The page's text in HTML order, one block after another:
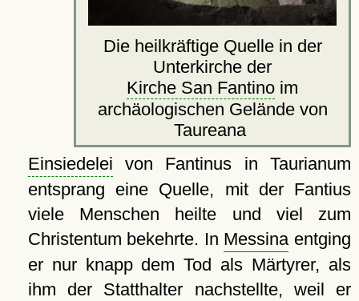
Die heilkräftige Quelle in der
Unterkirche der
Kirche San Fantino im
archäologischen Gelände von
Taureana
Einsiedelei von Fantinus in Taurianum
entsprang eine Quelle, mit der Fantius
viele Menschen heilte und viel zum
Christentum bekehrte. In Messinaentging
er nur knapp dem Tod als Märtyrer, als
ihm der Statthalter nachstellte, weil er